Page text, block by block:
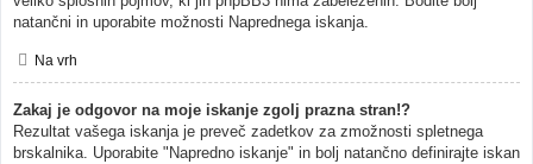
natančni in uporabite možnosti Naprednega iskanja.
Na vrh
Zakaj je odgovor na moje iskanje zgolj prazna stran!?
Rezultat vašega iskanja je preveč zadetkov za zmožnosti spletnega
brskalnika. Uporabite "Napredno iskanje" in bolj natančno definirajte iskan